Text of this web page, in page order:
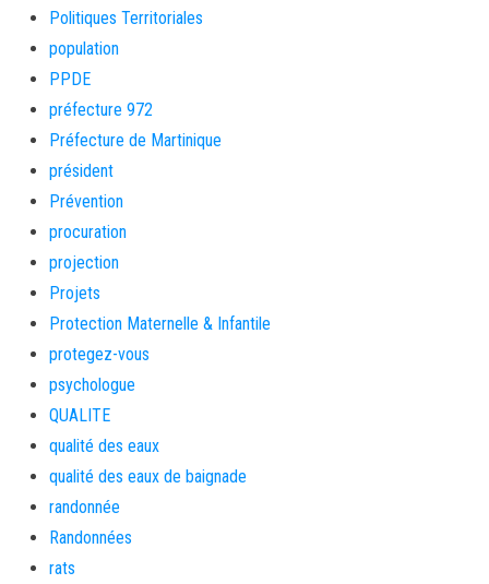
Politiques Territoriales
population
PPDE
préfecture 972
Préfecture de Martinique
président
Prévention
procuration
projection
Projets
Protection Maternelle & Infantile
protegez-vous
psychologue
QUALITE
qualité des eaux
qualité des eaux de baignade
randonnée
Randonnées
rats